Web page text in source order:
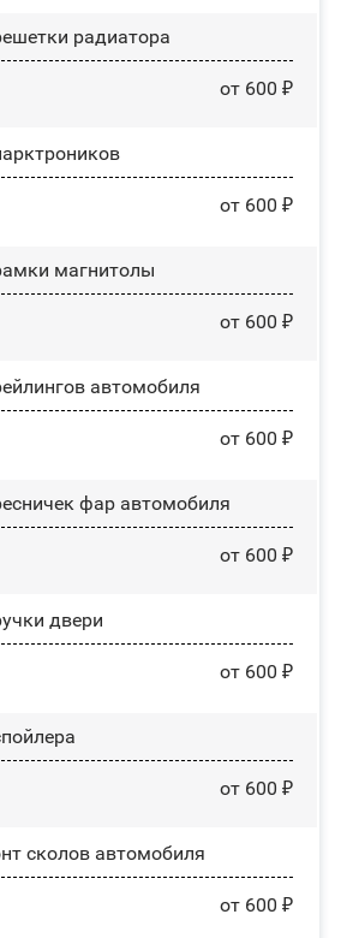
радиатора
от 600 ₽
от 600 ₽
магнитолы
от 600 ₽
автомобиля
от 600 ₽
фар автомобиля
от 600 ₽
двери
от 600 ₽
от 600 ₽
сколов автомобиля
от 600 ₽